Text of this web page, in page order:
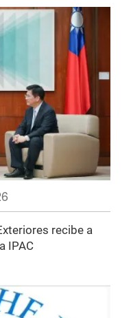
recibe a
IPAC